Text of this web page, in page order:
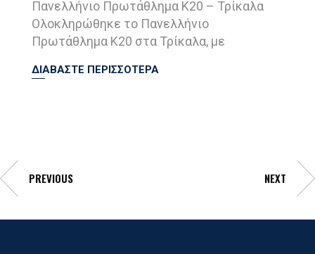
Πανελλήνιο Πρωτάθλημα Κ20 – Τρίκαλα
Ολοκληρώθηκε το Πανελλήνιο
Πρωτάθλημα Κ20 στα Τρίκαλα, με
ΔΙΑΒΑΣΤΕ ΠΕΡΙΣΣΟΤΕΡΑ
PREVIOUS NEXT